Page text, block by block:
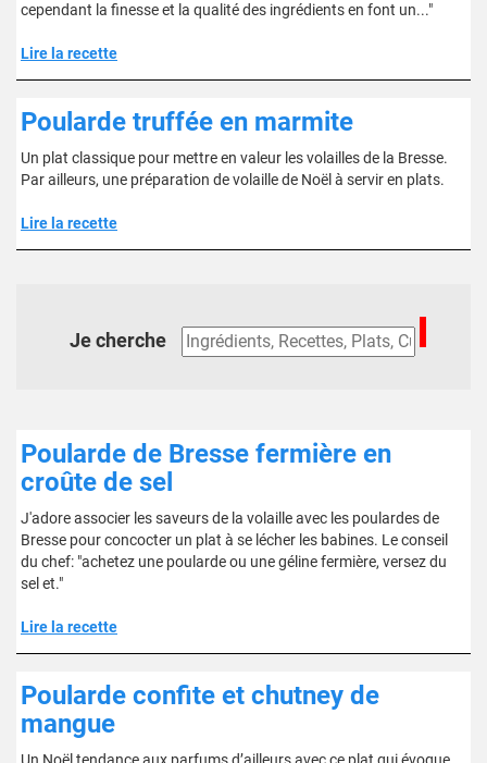
cependant la finesse et la qualité des ingrédients en font un..."
Lire la recette
Poularde truffée en marmite
Un plat classique pour mettre en valeur les volailles de la Bresse.
Par ailleurs, une préparation de volaille de Noël à servir en plats.
Lire la recette
Je cherche
Poularde de Bresse fermière en
croûte de sel
J'adore associer les saveurs de la volaille avec les poulardes de
Bresse pour concocter un plat à se lécher les babines. Le conseil
du chef: "achetez une poularde ou une géline fermière, versez du
sel et."
Lire la recette
Poularde confite et chutney de
mangue